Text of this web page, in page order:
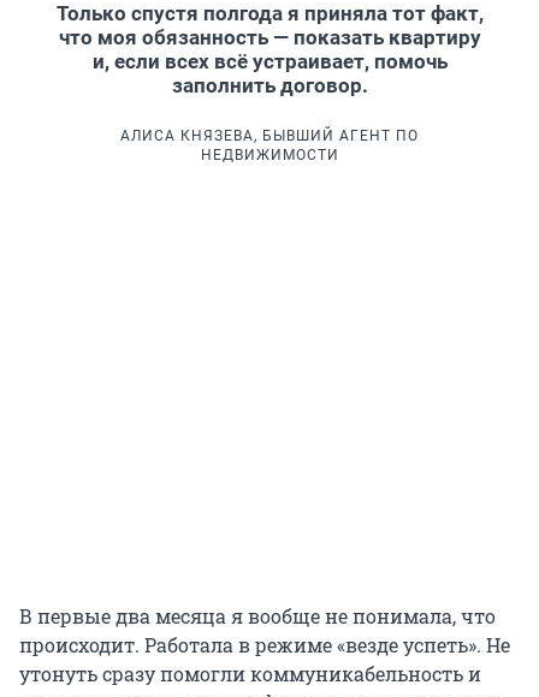
Только спустя полгода я приняла тот факт,
что моя обязанность — показать квартиру
и, если всех всё устраивает, помочь
заполнить договор.
АЛИСА КНЯЗЕВА, БЫВШИЙ АГЕНТ ПО
НЕДВИЖИМОСТИ
В первые два месяца я вообще не понимала, что
происходит. Работала в режиме «везде успеть». Не
утонуть сразу помогли коммуникабельность и